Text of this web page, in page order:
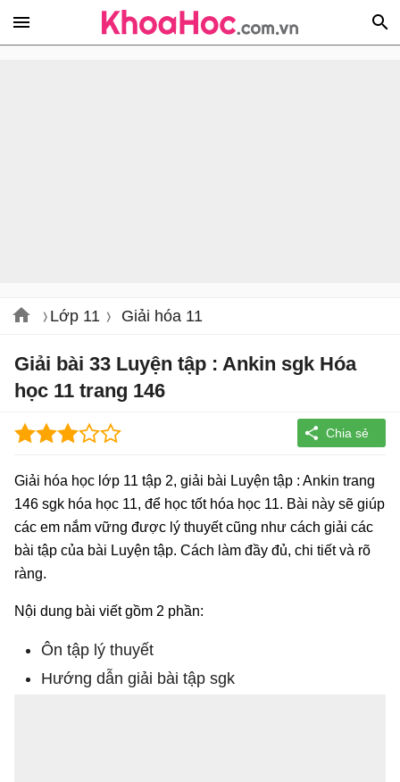
Lớp 11 Giải hóa 11
Giải bài 33 Luyện tập : Ankin sgk Hóa
học 11 trang 146
Giải hóa học lớp 11 tập 2, giải bài Luyện tập : Ankin trang
146 sgk hóa học 11, để học tốt hóa học 11. Bài này sẽ giúp
các em nắm vững được lý thuyết cũng như cách giải các
bài tập của bài Luyện tập. Cách làm đầy đủ, chi tiết và rõ
ràng.
Nội dung bài viết gồm 2 phần:
Ôn tập lý thuyết
Hướng dẫn giải bài tập sgk